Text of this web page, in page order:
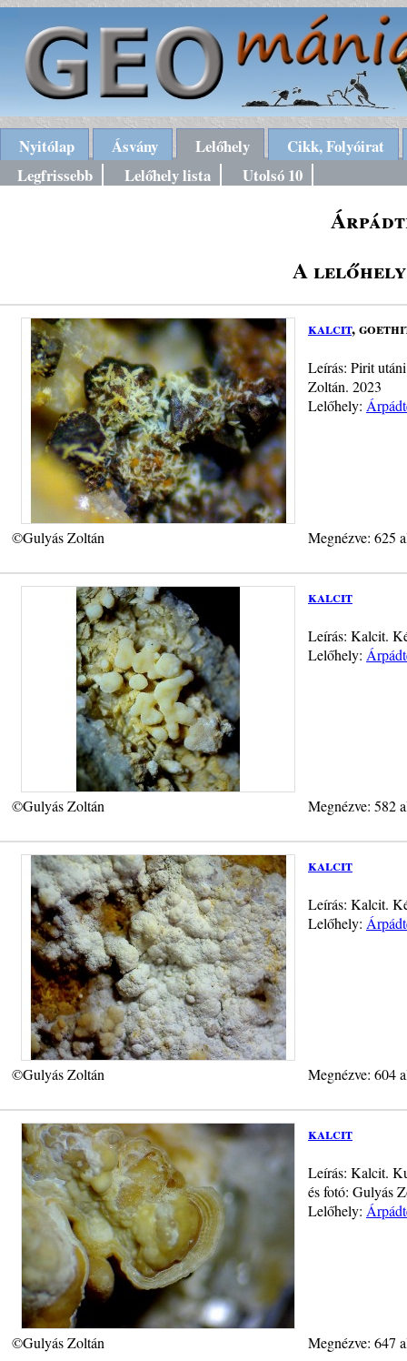
Nyitólap Ásvány Lelőhely
Cikk, Folyóirat
Legfrissebb
Lelőhely lista Utolsó 10
A lelőhely
kalcit,
Leírás: Pirit
Zoltán. 2023
Lelőhely:
©Gulyás Zoltán Megnézve: 625
kalcit
Leírás: Kalcit.
Lelőhely:
©Gulyás Zoltán Megnézve: 582
kalcit
Leírás: Kalcit.
Lelőhely:
©Gulyás Zoltán Megnézve: 604
kalcit
Leírás: Kalcit.
és fotó: Gulyás
Lelőhely:
©Gulyás Zoltán Megnézve: 647